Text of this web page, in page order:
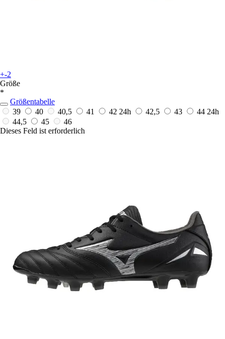
+-2
Größe
*
Größentabelle
39
40 40,5 41 42 24h 42,5 43 44 24h
44,5
45
46
Dieses Feld ist erforderlich